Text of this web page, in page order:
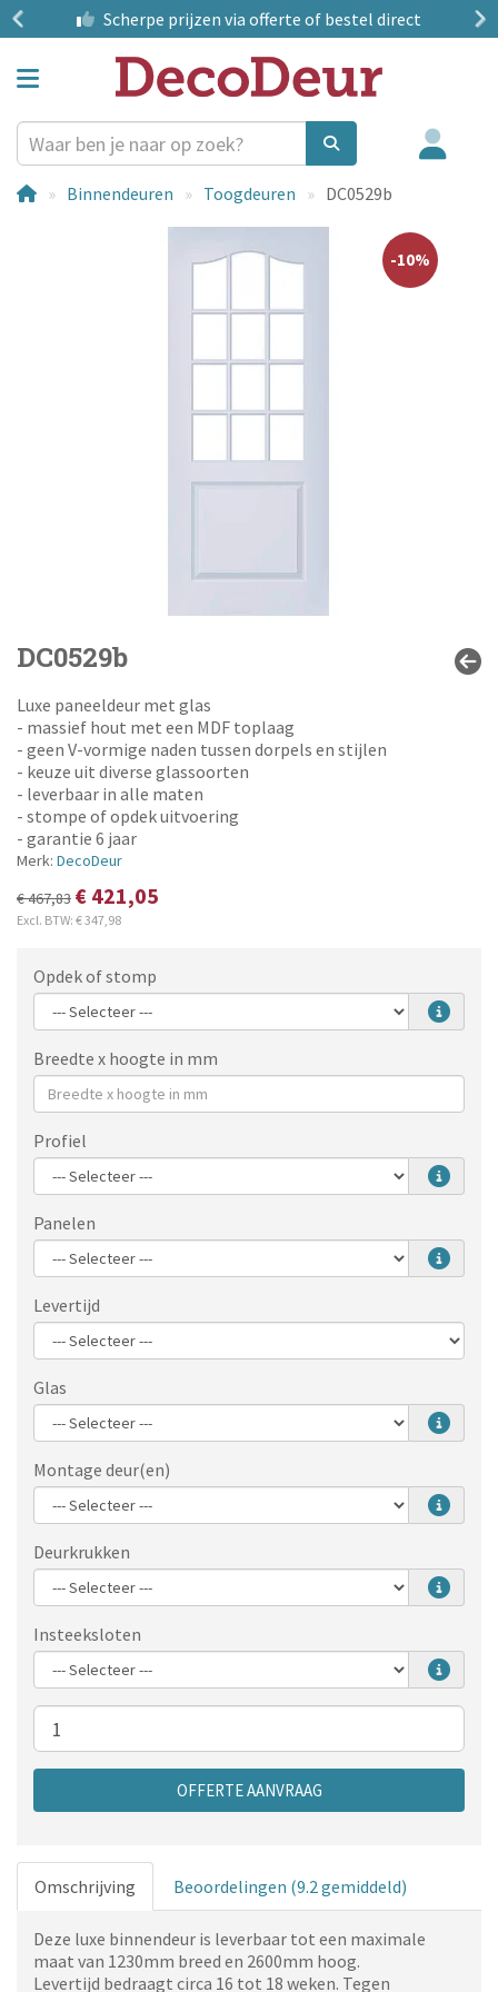
Scherpe prijzen via offerte of bestel direct
Binnendeuren Toogdeuren DC0529b
-10%
DC0529b
Luxe paneeldeur met glas
- massief hout met een MDF toplaag
- geen V-vormige naden tussen dorpels en stijlen
- keuze uit diverse glassoorten
- leverbaar in alle maten
- stompe of opdek uitvoering
- garantie 6 jaar
Merk: DecoDeur
€ 467,83 € 421,05
Excl. BTW: € 347,98
Opdek of stomp
Breedte x hoogte in mm
Profiel
Panelen
Levertijd
Glas
Montage deur(en)
Deurkrukken
Insteeksloten
Aantal
OFFERTE AANVRAAG
Omschrijving Beoordelingen (9.2 gemiddeld)
Deze luxe binnendeur is leverbaar tot een maximale
maat van 1230mm breed en 2600mm hoog.
Levertijd bedraagt circa 16 tot 18 weken. Tegen